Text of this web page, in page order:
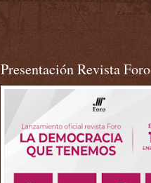
Presentación Revista Foro